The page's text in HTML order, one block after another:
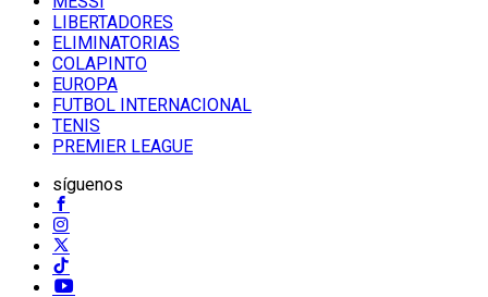
LIBERTADORES
ELIMINATORIAS
COLAPINTO
EUROPA
FUTBOL INTERNACIONAL
TENIS
PREMIER LEAGUE
síguenos